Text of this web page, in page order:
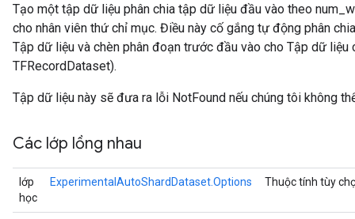
Tạo một tập dữ liệu phân chia tập dữ liệu đầu vào theo
cho nhân viên thứ chỉ mục. Điều này cố gắng tự động phân
Tập dữ liệu và chèn phân đoạn trước đầu vào cho Tập dữ liệu
TFRecordDataset).
Tập dữ liệu này sẽ đưa ra lỗi NotFound nếu chúng tôi không
Các lớp lồng nhau
lớp
học
ExperimentalAutoShardDataset.Options Thuộc tính tùy